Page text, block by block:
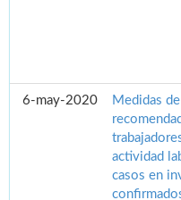
6-may-2020
Medidas
actividad
casos en